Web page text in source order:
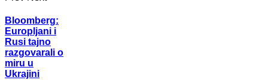
Bloomberg:
Europljani i
Rusi tajno
razgovarali o
miru u
Ukrajini